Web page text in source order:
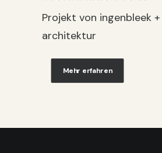
Projekt von ingenbleek
architektur
Mehr erfahren